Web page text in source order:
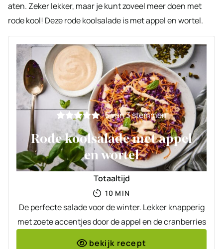
aten. Zeker lekker, maar je kunt zoveel meer doen met
rode kool! Deze rode koolsalade is met appel en wortel.
5van3stemmen
Rode koolsalade met appel
en wortel
Totaaltijd
10 MINUTEN
MIN
De perfecte salade voor de winter. Lekker knapperig
met zoete accentjes door de appel en de cranberries
bekijk recept